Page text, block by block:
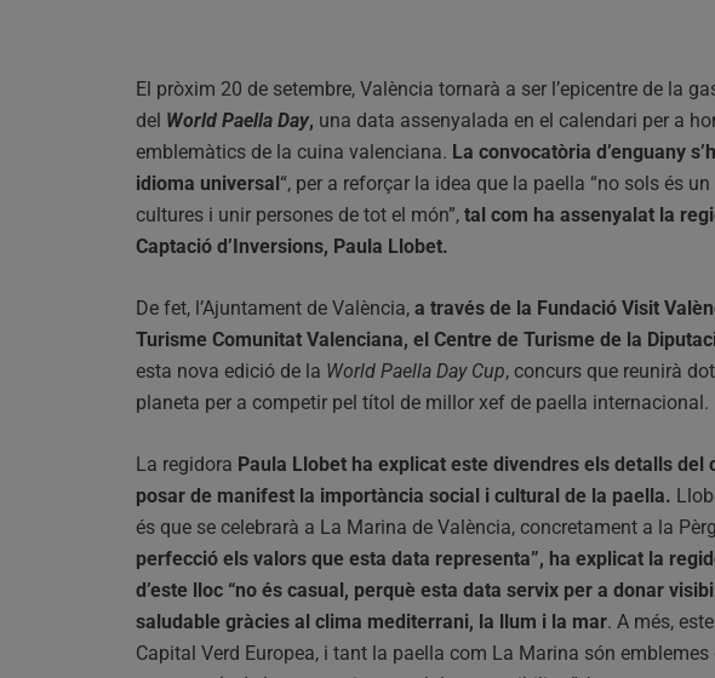
El pròxim 20 de setembre, València tornarà a ser l’epicentre de la
del World Paella Day, una data assenyalada en el calendari per a
emblemàtics de la cuina valenciana. La convocatòria d’enguany
idioma universal “, per a reforçar la idea que la paella “no sols és
cultures i unir persones de tot el món”, tal com ha assenyalat la
Captació d’Inversions, Paula Llobet.
De fet, l’Ajuntament de València, a través de la Fundació Visit
Turisme Comunitat Valenciana, el Centre de Turisme de la
esta nova edició de la World Paella Day Cup, concurs que reunirà
planeta per a competir pel títol de millor xef de paella internacional.
La regidora Paula Llobet ha explicat este divendres els detalls del
posar de manifest la importància social i cultural de la paella.
és que se celebrarà a La Marina de València, concretament a la
perfecció els valors que esta data representa”, ha explicat la
d’este lloc “no és casual, perquè esta data servix per a donar
saludable gràcies al clima mediterrani, la llum i la mar. A més,
Capital Verd Europea, i tant la paella com La Marina són emblemes